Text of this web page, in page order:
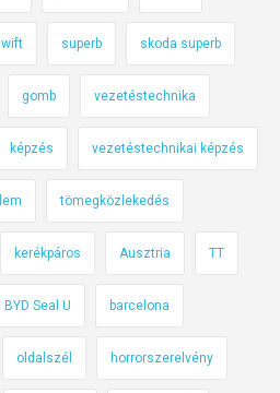
superb skoda superb
gomb vezetéstechnika
képzés vezetéstechnikai képzés
tömegközlekedés
kerékpáros Ausztria TT
BYD Seal U barcelona
oldalszél horrorszerelvény